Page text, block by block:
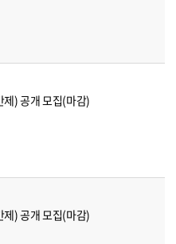
) 공개 모집(마감)
) 공개 모집(마감)